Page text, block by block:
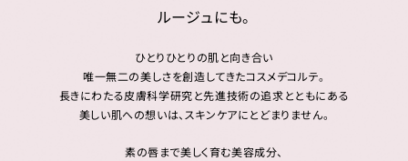
ルージュにも。
ひとりひとりの肌と向き合い
唯一無二の美しさを創造してきたコスメデコルテ。
長きにわたる皮膚科学研究と先進技術の追求とともにある
美しい肌への想いは、スキンケアにとどまりません。
素の唇まで美しく育む美容成分、